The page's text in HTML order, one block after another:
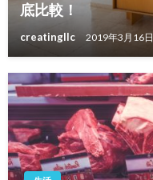
底比較！
creatingllc 2019年3月16日